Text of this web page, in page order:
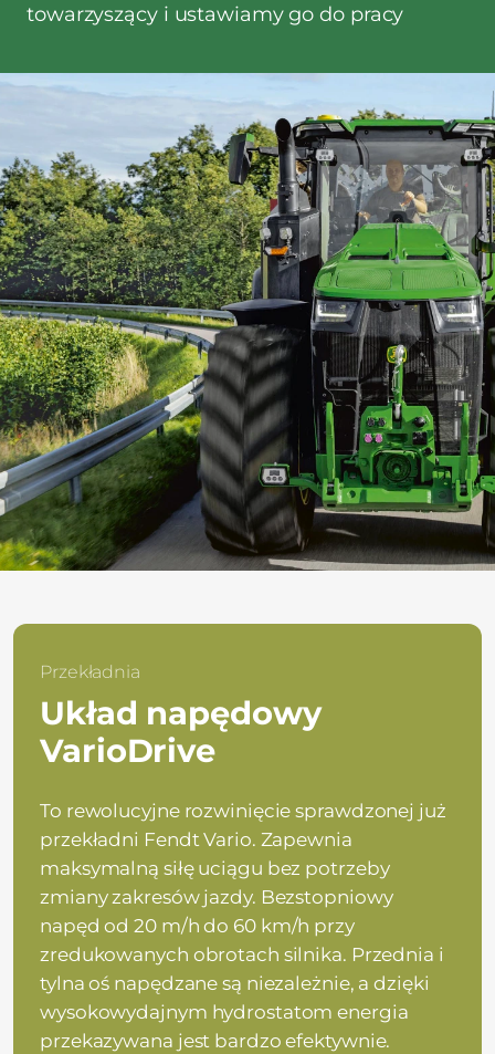
towarzyszący i ustawiamy go do pracy
Przekładnia
Układ napędowy
VarioDrive
To rewolucyjne rozwinięcie sprawdzonej już
przekładni Fendt Vario. Zapewnia
maksymalną siłę uciągu bez potrzeby
zmiany zakresów jazdy. Bezstopniowy
napęd od 20 m/h do 60 km/h przy
zredukowanych obrotach silnika. Przednia i
tylna oś napędzane są niezależnie, a dzięki
wysokowydajnym hydrostatom energia
przekazywana jest bardzo efektywnie.